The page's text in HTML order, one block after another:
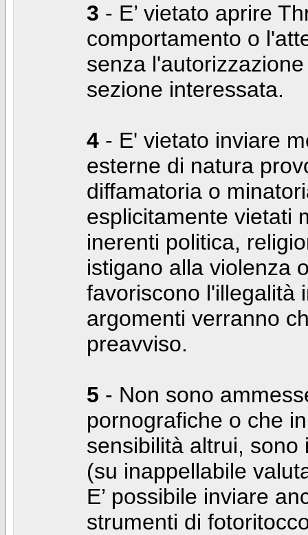
3 - E’ vietato aprire
comportamento o
senza
sezione interessata.
4 - E' vietato inviare
esterne di natura
diffamatoria o
esplicitamente vietati
inerenti politica,
istigano alla violenza
favoriscono l'illegalità
argomenti verranno
preavviso.
5 - Non sono
pornografiche o che
sensibilità altrui,
(su inappellabile
E’ possibile inviare
strumenti di